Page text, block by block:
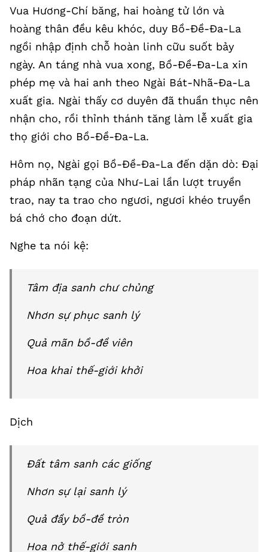
Vua Hương-Chí băng, hai hoàng tử lớn và
hoàng thân đều kêu khóc, duy Bồ-Đề-Đa-La
ngồi nhập định chỗ hoàn linh cữu suốt bảy
ngày. An táng nhà vua xong, Bồ-Đề-Đa-La xin
phép mẹ và hai anh theo Ngài Bát-Nhã-Đa-La
xuất gia. Ngài thấy cơ duyên đã thuần thục nên
nhận cho, rồi thỉnh thánh tăng làm lễ xuất gia
thọ giới cho Bồ-Đề-Đa-La.
Hôm nọ, Ngài gọi Bồ-Đề-Đa-La đến dặn dò: Đại
pháp nhãn tạng của Như-Lai lần lượt truyền
trao, nay ta trao cho ngươi, ngươi khéo truyền
bá chớ cho đoạn dứt.
Nghe ta nói kệ:
Tâm địa sanh chư chủng
Nhơn sự phục sanh lý
Quả mãn bồ-đề viên
Hoa khai thế-giới khởi
Dịch
Đất tâm sanh các giống
Nhơn sự lại sanh lý
Quả đầy bồ-đề tròn
Hoa nở thế-giới sanh